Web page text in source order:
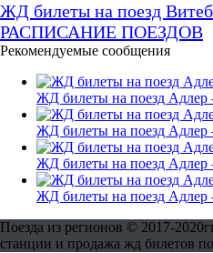
ЖД билеты на поезд
РАСПИСАНИЕ ПОЕЗДОВ
Рекомендуемые сообщения
ЖД билеты на поезд
ЖД билеты на поезд
ЖД билеты на поезд
ЖД билеты на поезд
Поезда из регионов © 2017-
станции и продажа жд билетов